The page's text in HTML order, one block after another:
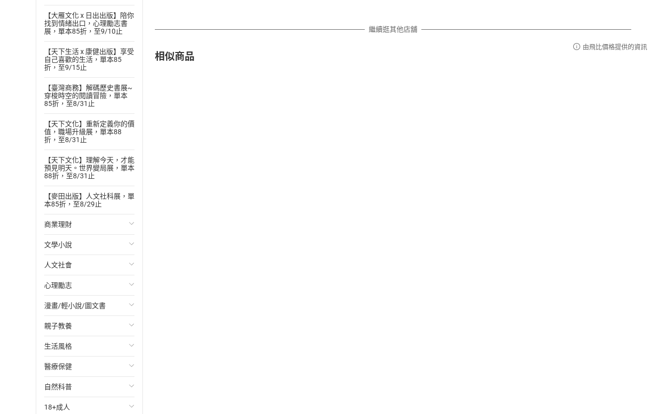
【大雁文化 x 日出出版】陪你
找到情緒出口，心理勵志書
展，單本85折，至9/10止
【天下生活 x 康健出版】享受
自己喜歡的生活，單本85
折，至9/15止
【臺灣商務】解碼歷史書展~
穿梭時空的閱讀冒險，單本
85折，至8/31止
【天下文化】重新定義你的價
值，職場升級展，單本88
折，至8/31止
【天下文化】理解今天，才能
預見明天。世界變局展，單本
88折，至8/31止
【麥田出版】人文社科展，單
本85折，至8/29止
商業理財
投資理財
經濟/趨勢
財務/金融
管理/領導
職場工作術
成功法
行銷/廣告
傳記
商務/商學
文學小說
歐美文學
日本文學
韓國文學
華文文學
經典文學
成長/家庭生活小說
懸疑/推理小說
科幻/奇幻小說
人文社會
國際關係
政治
社會科學
台灣/中國歷史
日/韓歷史
其他歷史/史學
法律
心理勵志
心靈成長/情緒
人際關係
兩性關係
心理學
漫畫/輕小說/圖文書
輕小說
奇幻/科幻
愛情故事
職場/社會寫實
懸疑/推理
親子教養
教育現場
兒童文學/故事
兒童科普/學習
育兒百科
生活風格
飲食/食譜
健身/美顏
運動/遊戲
醫療保健
健康/養生
常見疾病
自然科普
生物科學
18+成人
繼續逛其他店舖
相似商品
由飛比價格提供的資訊